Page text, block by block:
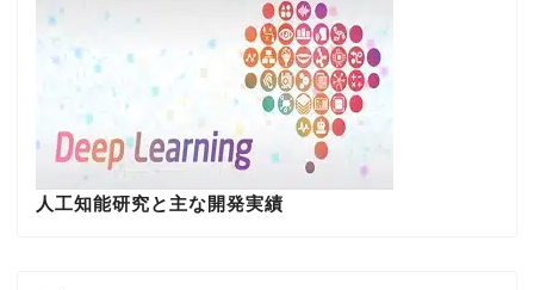
人工知能研究と主な開発実績